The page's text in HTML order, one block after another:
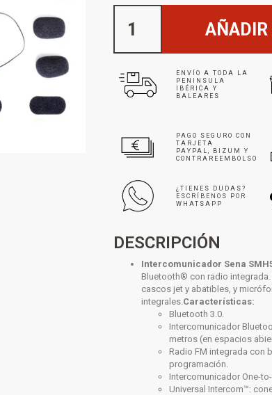
AÑADIR
ENVÍO A TODA LA
PENINSULA
IBÉRICA Y
BALEARES
PAGO SEGURO CON
TARJETA
PAYPAL, BIZUM Y
CONTRAREEMBOLSO
¿TIENES DUDAS?
ESCRÍBENOS POR
WHATSAPP
DESCRIPCIÓN
Intercomunicador Sena
Bluetooth® con radio
cascos jet y abatibles, y
integrales.Características:
Bluetooth 3.0.
Intercomunicador
metros (en espacios
Radio FM integrada con
programación.
Intercomunicador One-
Universal Intercom™: